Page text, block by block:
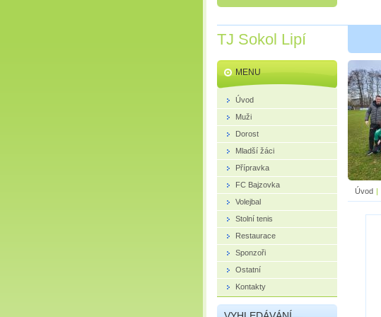
TJ Sokol Lipí
Úvod |
MENU
Úvod
Muži
Dorost
Mladší žáci
Přípravka
FC Bajzovka
Volejbal
Stolní tenis
Restaurace
Sponzoři
Ostatní
Kontakty